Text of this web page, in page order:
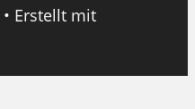
• Erstellt mit